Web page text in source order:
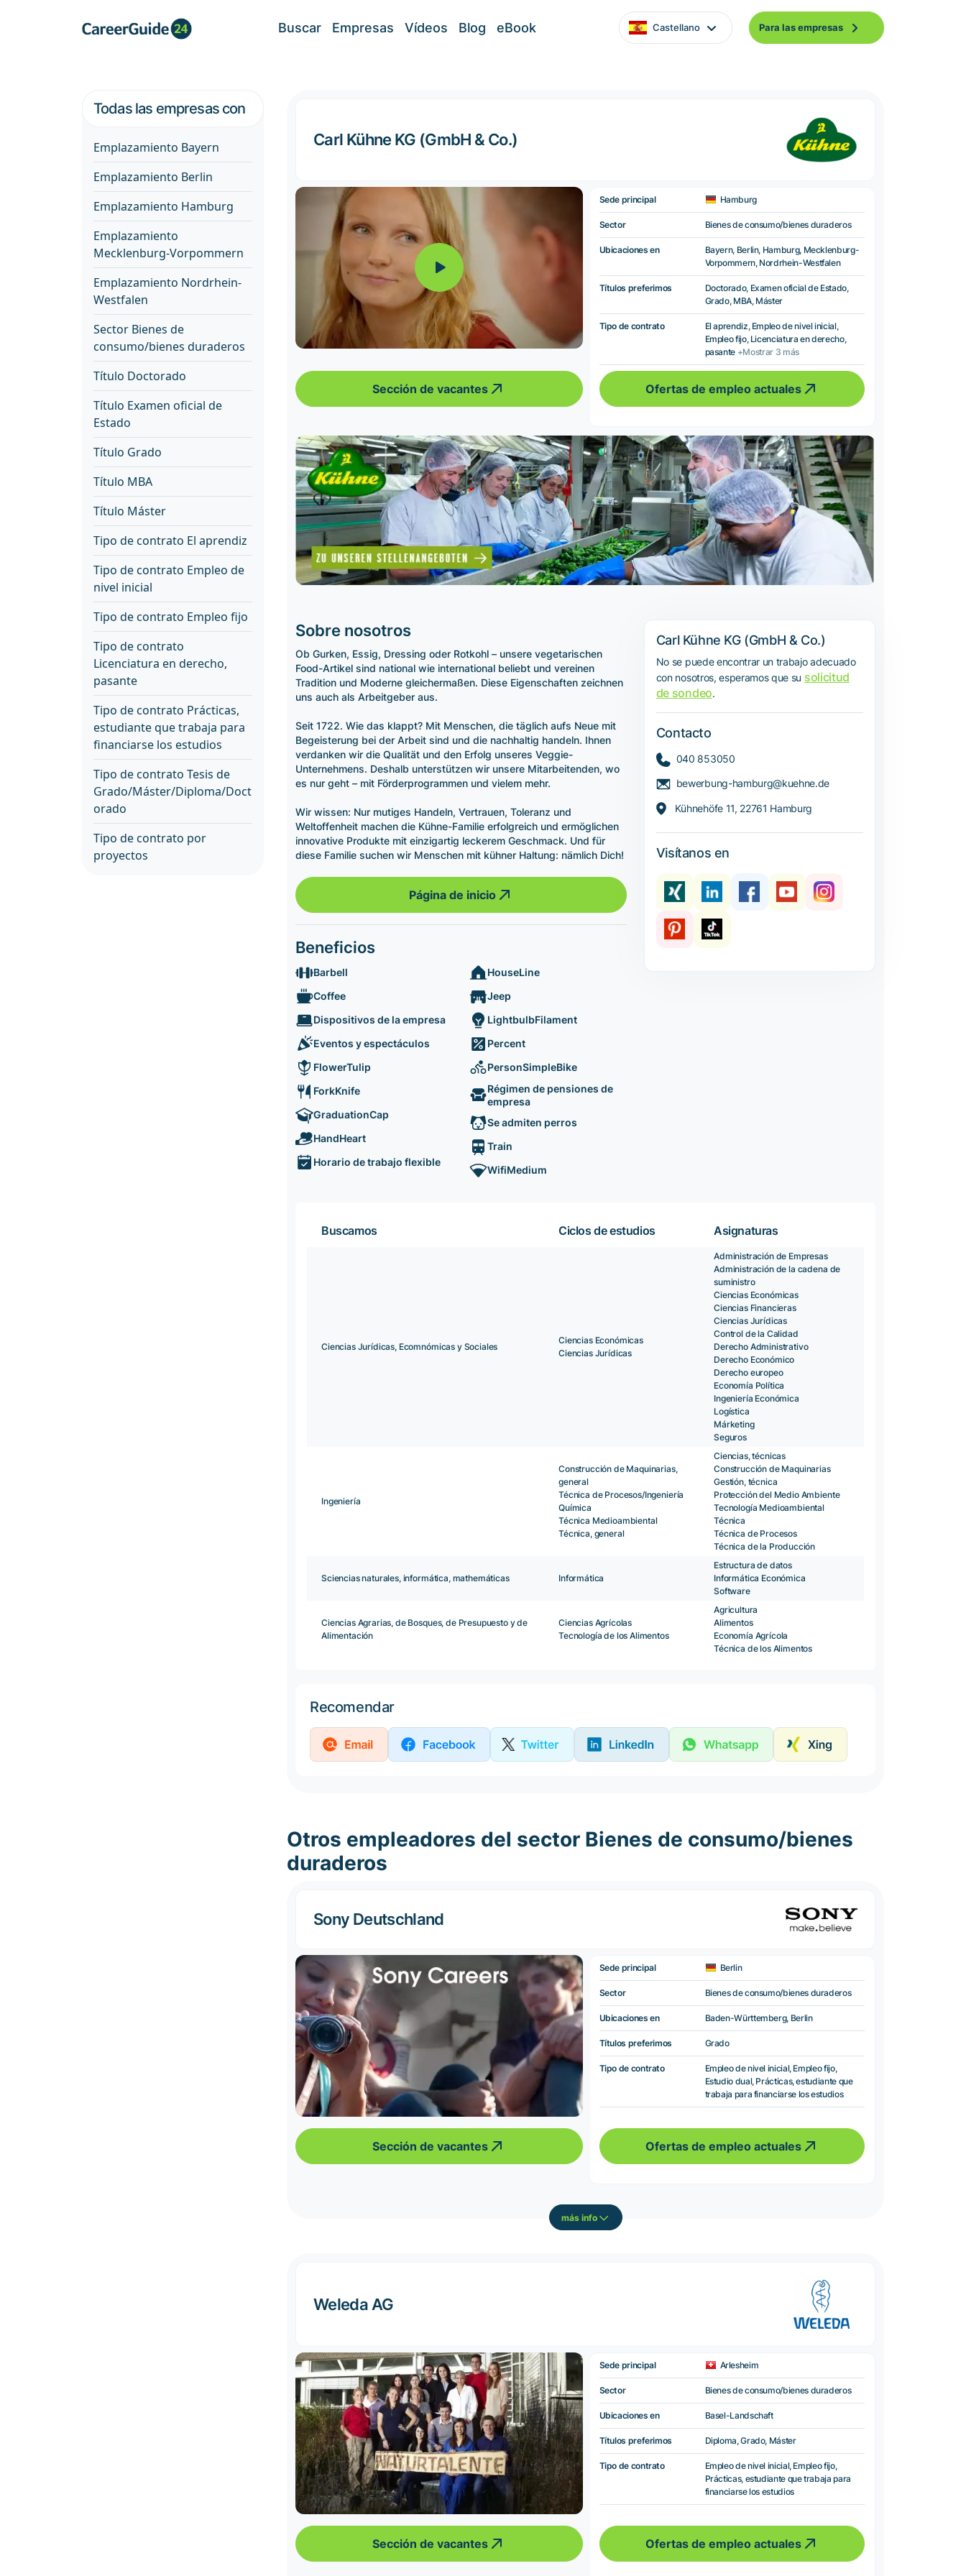
Buscar Empresas Vídeos Blog eBook Castellano Para las empresas
Todas las empresas con
Emplazamiento Bayern
Emplazamiento Berlin
Emplazamiento Hamburg
Emplazamiento
Mecklenburg-Vorpommern
Emplazamiento Nordrhein-
Westfalen
Sector Bienes de
consumo/bienes duraderos
Título Doctorado
Título Examen oficial de
Estado
Título Grado
Título MBA
Título Máster
Tipo de contrato El aprendiz
Tipo de contrato Empleo de
nivel inicial
Tipo de contrato Empleo fijo
Tipo de contrato
Licenciatura en derecho,
pasante
Tipo de contrato Prácticas,
estudiante que trabaja para
financiarse los estudios
Tipo de contrato Tesis de
Grado/Máster/Diploma/Doct
orado
Tipo de contrato por
proyectos
Carl Kühne KG (GmbH & Co.)
Sección de vacantes
Sede principal Hamburg
Sector Bienes de consumo/bienes duraderos
Ubicaciones en
Bayern, Berlin, Hamburg, Mecklenburg-
Vorpommern, Nordrhein-Westfalen
Títulos preferimos
Doctorado, Examen oficial de Estado,
Grado, MBA, Máster
Tipo de contrato
El aprendiz, Empleo de nivel inicial,
Empleo fijo, Licenciatura en derecho,
pasante +Mostrar 3 más
Ofertas de empleo actuales
Sobre nosotros
Ob Gurken, Essig, Dressing oder Rotkohl – unsere vegetarischen
Food-Artikel sind national wie international beliebt und vereinen
Tradition und Moderne gleichermaßen. Diese Eigenschaften zeichnen
uns auch als Arbeitgeber aus.
Seit 1722. Wie das klappt? Mit Menschen, die täglich aufs Neue mit
Begeisterung bei der Arbeit sind und die nachhaltig handeln. Ihnen
verdanken wir die Qualität und den Erfolg unseres Veggie-
Unternehmens. Deshalb unterstützen wir unsere Mitarbeitenden, wo
es nur geht – mit Förderprogrammen und vielem mehr.
Wir wissen: Nur mutiges Handeln, Vertrauen, Toleranz und
Weltoffenheit machen die Kühne-Familie erfolgreich und ermöglichen
innovative Produkte mit einzigartig leckerem Geschmack. Und für
diese Familie suchen wir Menschen mit kühner Haltung: nämlich Dich!
Página de inicio
Beneficios
Barbell
Coffee
Dispositivos de la empresa
Eventos y espectáculos
FlowerTulip
ForkKnife
GraduationCap
HandHeart
Horario de trabajo flexible
HouseLine
Jeep
LightbulbFilament
Percent
PersonSimpleBike
Régimen de pensiones de
empresa
Se admiten perros
Train
WifiMedium
Carl Kühne KG (GmbH & Co.)
No se puede encontrar un trabajo adecuado
con nosotros, esperamos que su solicitud
de sondeo.
Contacto
040 853050
bewerbung-hamburg@kuehne.de
Kühnehöfe 11, 22761 Hamburg
Visítanos en
Buscamos Ciclos de estudios Asignaturas
Ciencias Jurídicas, Ecomnómicas y Sociales
Ciencias Económicas
Ciencias Jurídicas
Administración de Empresas
Administración de la cadena de
suministro
Ciencias Económicas
Ciencias Financieras
Ciencias Jurídicas
Control de la Calidad
Derecho Administrativo
Derecho Económico
Derecho europeo
Economía Política
Ingeniería Económica
Logística
Márketing
Seguros
Ingeniería
Construcción de Maquinarias,
general
Técnica de Procesos/Ingeniería
Química
Técnica Medioambiental
Técnica, general
Ciencias, técnicas
Construcción de Maquinarias
Gestión, técnica
Protección del Medio Ambiente
Tecnología Medioambiental
Técnica
Técnica de Procesos
Técnica de la Producción
Sciencias naturales, informática, mathemáticas Informática
Estructura de datos
Informática Económica
Software
Ciencias Agrarias, de Bosques, de Presupuesto y de
Alimentación
Ciencias Agrícolas
Tecnología de los Alimentos
Agricultura
Alimentos
Economía Agrícola
Técnica de los Alimentos
Recomendar
Otros empleadores del sector Bienes de consumo/bienes
duraderos
Sony Deutschland
Sección de vacantes
Sede principal Berlin
Sector Bienes de consumo/bienes duraderos
Ubicaciones en Baden-Württemberg, Berlin
Títulos preferimos Grado
Tipo de contrato
Empleo de nivel inicial, Empleo fijo,
Estudio dual, Prácticas, estudiante que
trabaja para financiarse los estudios
Ofertas de empleo actuales
más info
Weleda AG
Sección de vacantes
Sede principal Arlesheim
Sector Bienes de consumo/bienes duraderos
Ubicaciones en Basel-Landschaft
Títulos preferimos Diploma, Grado, Máster
Tipo de contrato
Empleo de nivel inicial, Empleo fijo,
Prácticas, estudiante que trabaja para
financiarse los estudios
Ofertas de empleo actuales